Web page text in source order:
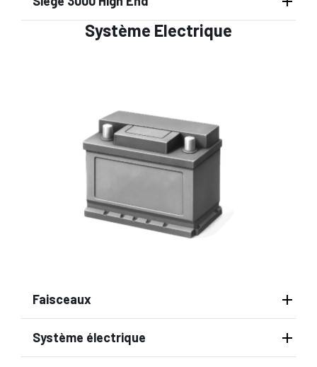
Système Electrique
Faisceaux
Système électrique